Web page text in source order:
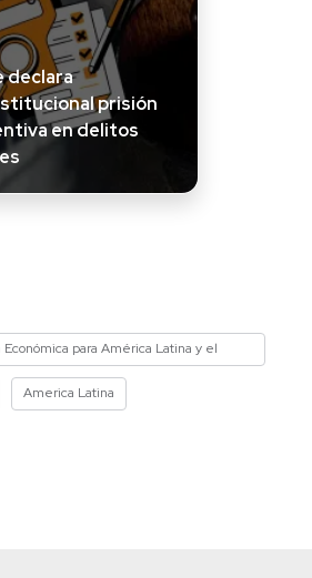
declara
prisión
en delitos
Económica para América Latina y el
America Latina